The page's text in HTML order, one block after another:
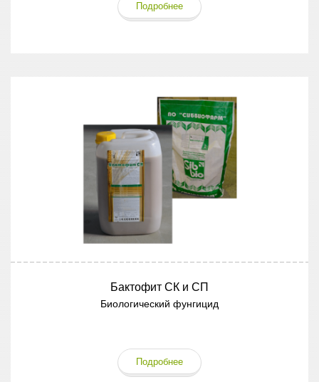
Подробнее
Бактофит СК и СП
Биологический фунгицид
Подробнее